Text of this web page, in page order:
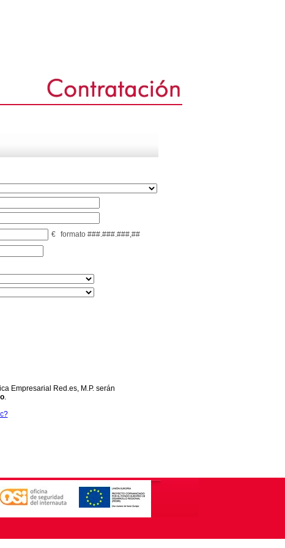
€ formato ###.###.###,##
Empresarial Red.es, M.P. serán
.